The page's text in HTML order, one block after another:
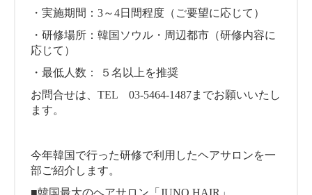
・実施期間：3～4日間程度（ご要望に応じて）
・研修場所：韓国ソウル・周辺都市（研修内容に
応じて）
・最低人数： ５名以上を推奨
お問合せは、TEL 03-5464-1487までお願いいたし
ます。
今年韓国で行った研修で利用したヘアサロンを一
部ご紹介します。
■韓国最大のヘアサロン「JUNO HAIR」